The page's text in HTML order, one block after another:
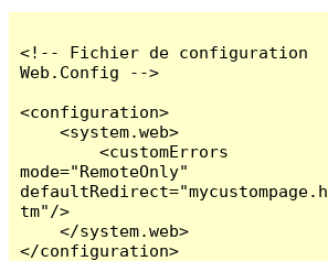
<!-- Fichier de configuration
Web.Config -->
<configuration>
    <system.web>
        <customErrors
mode="RemoteOnly"
defaultRedirect="mycustompage.h
tm"/>
    </system.web>
</configuration>